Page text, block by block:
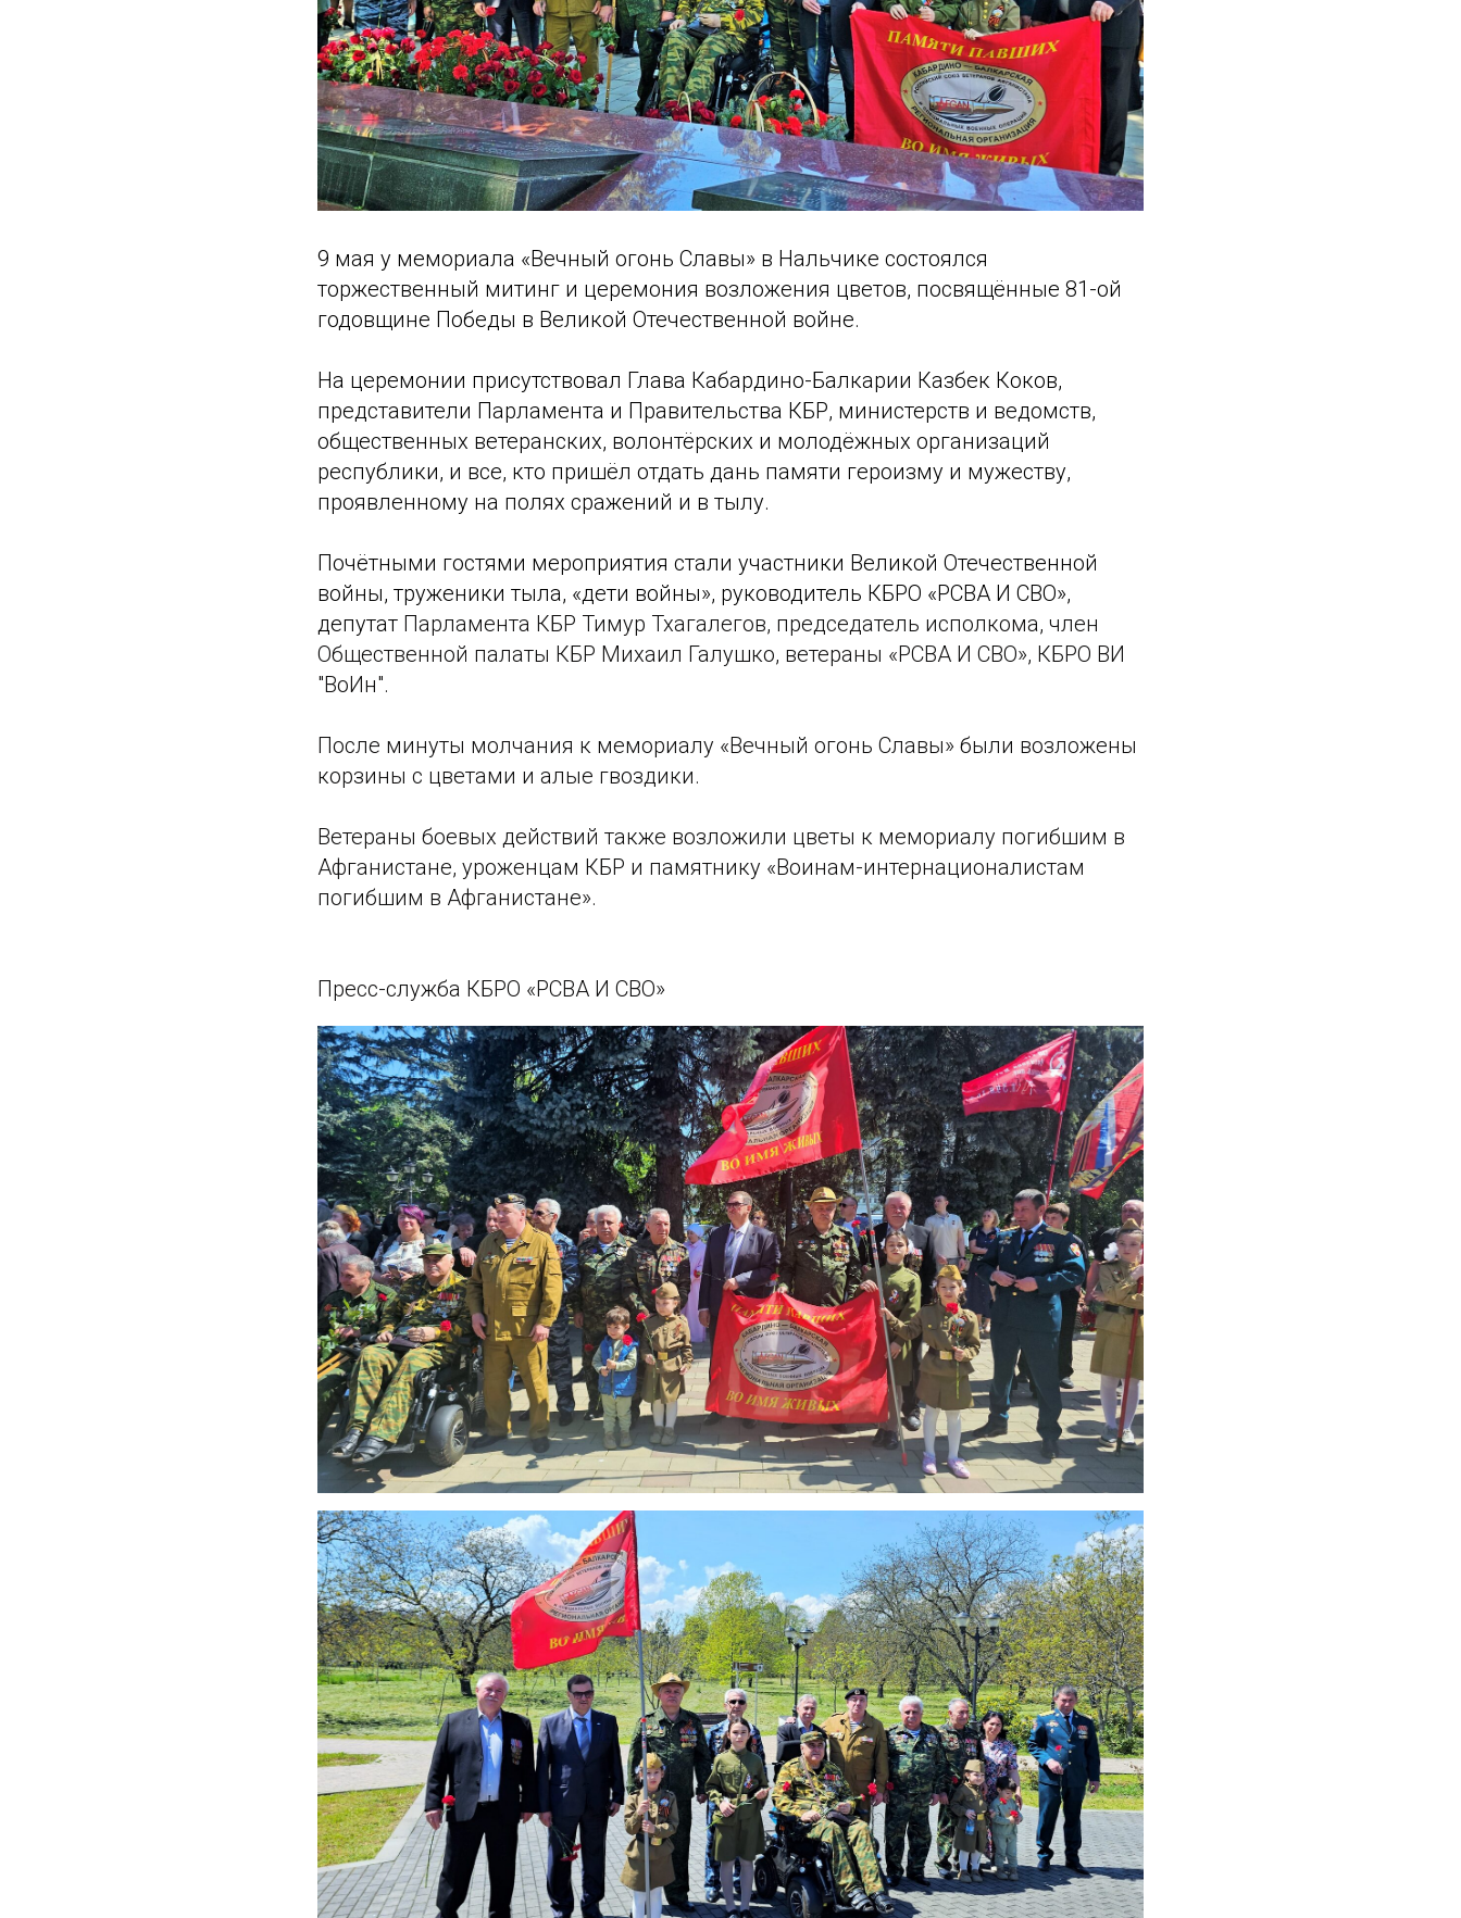
9 мая у мемориала «Вечный огонь Славы» в Нальчике состоялся
торжественный митинг и церемония возложения цветов, посвящённые 81-ой
годовщине Победы в Великой Отечественной войне.
На церемонии присутствовал Глава Кабардино-Балкарии Казбек Коков,
представители Парламента и Правительства КБР, министерств и ведомств,
общественных ветеранских, волонтёрских и молодёжных организаций
республики, и все, кто пришёл отдать дань памяти героизму и мужеству,
проявленному на полях сражений и в тылу.
Почётными гостями мероприятия стали участники Великой Отечественной
войны, труженики тыла, «дети войны», руководитель КБРО «РСВА И СВО»,
депутат Парламента КБР Тимур Тхагалегов, председатель исполкома, член
Общественной палаты КБР Михаил Галушко, ветераны «РСВА И СВО», КБРО ВИ
"ВоИн".
После минуты молчания к мемориалу «Вечный огонь Славы» были возложены
корзины с цветами и алые гвоздики.
Ветераны боевых действий также возложили цветы к мемориалу погибшим в
Афганистане, уроженцам КБР и памятнику «Воинам-интернационалистам
погибшим в Афганистане».
Пресс-служба КБРО «РСВА И СВО»